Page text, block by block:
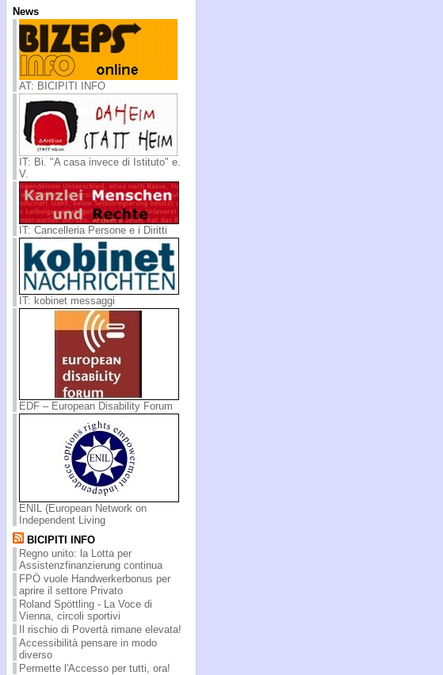
News
AT: BICIPITI INFO
IT: Bi. "A casa invece di Istituto" e.
V.
IT: Cancelleria Persone e i Diritti
IT: kobinet messaggi
EDF – European Disability Forum
ENIL (European Network on
Independent Living
BICIPITI INFO
Regno unito: la Lotta per
Assistenzfinanzierung continua
FPÖ vuole Handwerkerbonus per
aprire il settore Privato
Roland Spöttling - La Voce di
Vienna, circoli sportivi
Il rischio di Povertà rimane elevata!
Accessibilità pensare in modo
diverso
Permette l'Accesso per tutti, ora!